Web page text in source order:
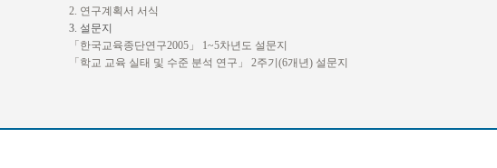
2. 연구계획서 서식
3. 설문지
「한국교육종단연구2005」 1~5차년도 설문지
「학교 교육 실태 및 수준 분석 연구」 2주기(6개년) 설문지